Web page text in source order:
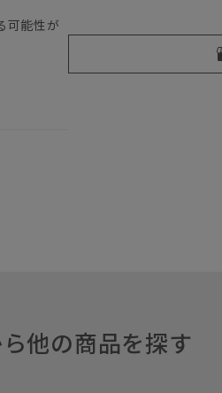
可能性が
他の商品を探す